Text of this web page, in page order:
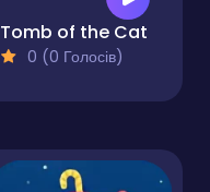
Tomb of the Cat
0 (0 Голосів)